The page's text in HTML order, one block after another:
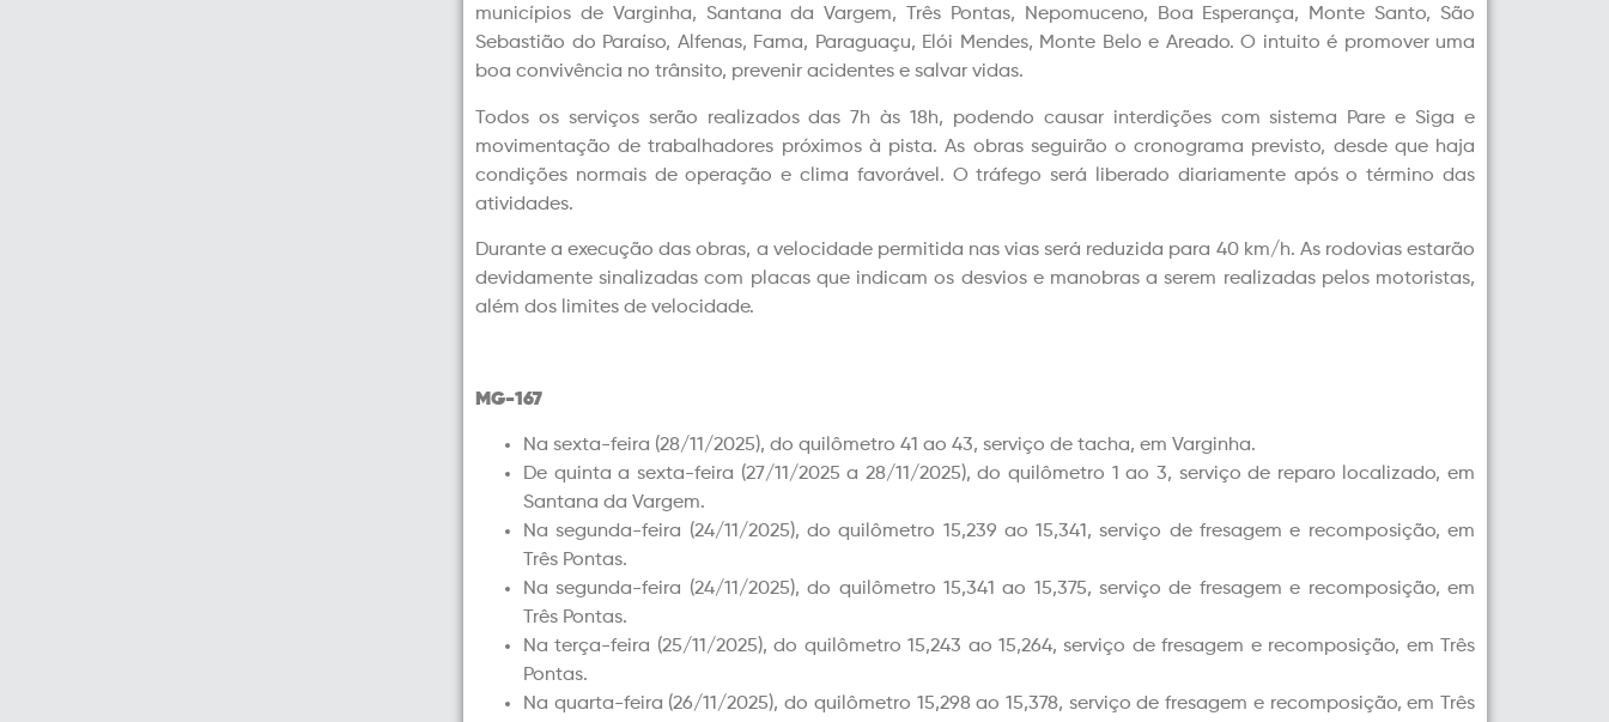
municípios de Varginha, Santana da Vargem, Três Pontas, Nepomuceno, Boa Esperança, Monte Santo, São
Sebastião do Paraíso, Alfenas, Fama, Paraguaçu, Elói Mendes, Monte Belo e Areado. O intuito é promover uma
boa convivência no trânsito, prevenir acidentes e salvar vidas.
Todos os serviços serão realizados das 7h às 18h, podendo causar interdições com sistema Pare e Siga e
movimentação de trabalhadores próximos à pista. As obras seguirão o cronograma previsto, desde que haja
condições normais de operação e clima favorável. O tráfego será liberado diariamente após o término das
atividades.
Durante a execução das obras, a velocidade permitida nas vias será reduzida para 40 km/h. As rodovias estarão
devidamente sinalizadas com placas que indicam os desvios e manobras a serem realizadas pelos motoristas,
além dos limites de velocidade.
MG-167
Na sexta-feira (28/11/2025), do quilômetro 41 ao 43, serviço de tacha, em Varginha.
De quinta a sexta-feira (27/11/2025 a 28/11/2025), do quilômetro 1 ao 3, serviço de reparo localizado, em
Santana da Vargem.
Na segunda-feira (24/11/2025), do quilômetro 15,239 ao 15,341, serviço de fresagem e recomposição, em
Três Pontas.
Na segunda-feira (24/11/2025), do quilômetro 15,341 ao 15,375, serviço de fresagem e recomposição, em
Três Pontas.
Na terça-feira (25/11/2025), do quilômetro 15,243 ao 15,264, serviço de fresagem e recomposição, em Três
Pontas.
Na quarta-feira (26/11/2025), do quilômetro 15,298 ao 15,378, serviço de fresagem e recomposição, em Três